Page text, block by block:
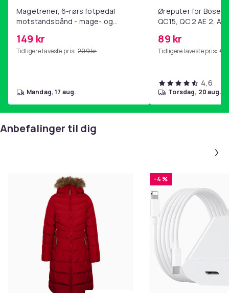
Magetrener, 6-rørs fotpedal
motstandsbånd - mage- og
hjemmegymnastikk Purple
149 kr
Tidligere laveste pris: 209 kr
mandag, 17 aug.
Øreputer for Bose
QC15, QC 2 AE 2, AE
89 kr
Tidligere laveste pris: 99
4,6
torsdag, 20 aug.
Anbefalinger til dig
-4 %